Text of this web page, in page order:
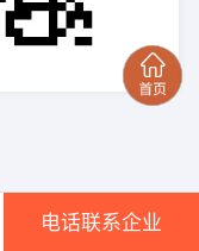
电话联系企业